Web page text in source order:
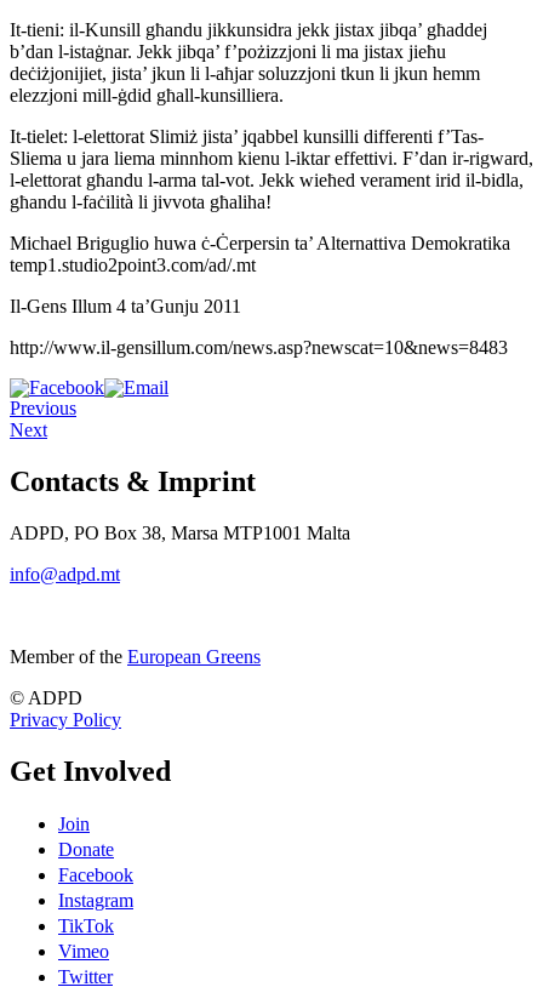
It-tieni: il-Kunsill għandu jikkunsidra jekk jistax jibqa’ għaddej
b’dan l-istaġnar. Jekk jibqa’ f’pożizzjoni li ma jistax jieħu
deċiżjonijiet, jista’ jkun li l-aħjar soluzzjoni tkun li jkun hemm
elezzjoni mill-ġdid għall-kunsilliera.
It-tielet: l-elettorat Slimiż jista’ jqabbel kunsilli differenti f’Tas-
Sliema u jara liema minnhom kienu l-iktar effettivi. F’dan ir-rigward,
l-elettorat għandu l-arma tal-vot. Jekk wieħed verament irid il-bidla,
għandu l-faċilità li jivvota għaliha!
Michael Briguglio huwa ċ-Ċerpersin ta’ Alternattiva Demokratika
temp1.studio2point3.com/ad/.mt
Il-Gens Illum 4 ta’Gunju 2011
http://www.il-gensillum.com/news.asp?newscat=10&news=8483
Previous
Next
Contacts & Imprint
ADPD, PO Box 38, Marsa MTP1001 Malta
info@adpd.mt
Member of the European Greens
© ADPD
Privacy Policy
Get Involved
Join
Donate
Facebook
Instagram
TikTok
Vimeo
Twitter